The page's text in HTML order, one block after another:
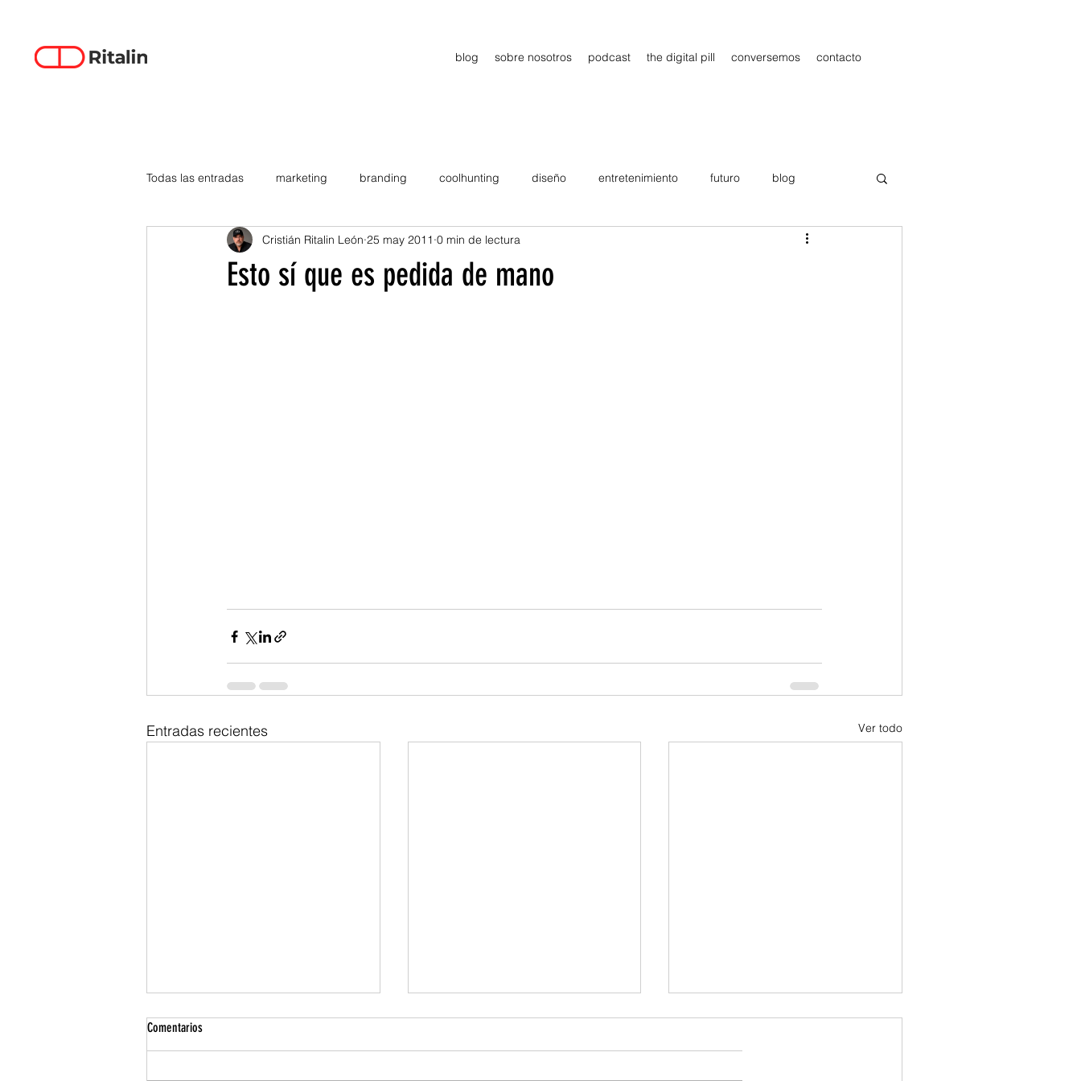
blog sobre nosotros podcast the digital pill conversemos contacto
Todas las entradas marketing branding coolhunting diseño entretenimiento futuro blog
data-driven creativity emprendimiento estrategia gadgets Publicidad
Esto sí que es pedida de mano
Cristián Ritalin León 25 may 2011 0 min de lectura
Entradas recientes Ver todo
Comentarios